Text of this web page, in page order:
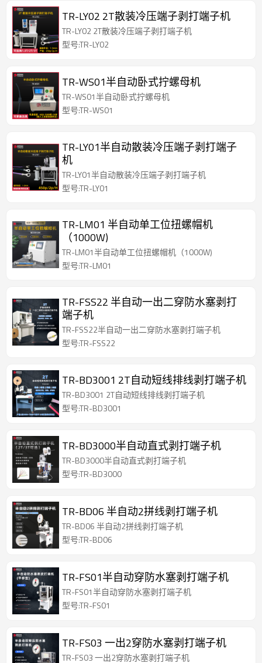
TR-LY02 2T散装冷压端子剥打端子机
TR-LY02 2T散装冷压端子剥打端子机
型号:TR-LY02
TR-WS01半自动卧式拧螺母机
TR-WS01半自动卧式拧螺母机
型号:TR-WS01
TR-LY01半自动散装冷压端子剥打端子
机
TR-LY01半自动散装冷压端子剥打端子机
型号:TR-LY01
TR-LM01 半自动单工位扭螺帽机
（1000W)
TR-LM01半自动单工位扭螺帽机（1000W)
型号:TR-LM01
TR-FSS22 半自动一出二穿防水塞剥打
端子机
TR-FSS22半自动一出二穿防水塞剥打端子机
型号:TR-FSS22
TR-BD3001 2T自动短线排线剥打端子机
TR-BD3001 2T自动短线排线剥打端子机
型号:TR-BD3001
TR-BD3000半自动直式剥打端子机
TR-BD3000半自动直式剥打端子机
型号:TR-BD3000
TR-BD06 半自动2拼线剥打端子机
TR-BD06 半自动2拼线剥打端子机
型号:TR-BD06
TR-FS01半自动穿防水塞剥打端子机
TR-FS01半自动穿防水塞剥打端子机
型号:TR-FS01
TR-FS03 一出2穿防水塞剥打端子机
TR-FS03 一出2穿防水塞剥打端子机